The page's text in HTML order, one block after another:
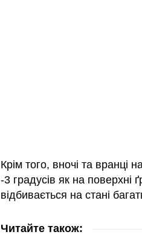
Крім того, вночі та вранці
-3 градусів як на поверхні
відбивається на стані
Читайте також: